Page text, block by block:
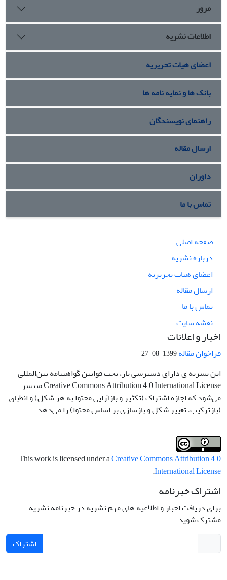
مرور
اطلاعات نشریه
اعضای هیات تحریریه
بانک ها و نمایه نامه ها
راهنمای نویسندگان
ارسال مقاله
داوران
تماس با ما
صفحه اصلی
درباره نشریه
اعضای هیات تحریریه
ارسال مقاله
تماس با ما
نقشه سایت
اخبار و اعلانات
فراخوان مقاله1399-08-27
این نشریه ی دارای دسترسی باز، تحت قوانین گواهینامه بین‌المللی
Creative Commons Attribution 4.0 International License منتشر
می‌شود که اجازه اشتراک (تکثیر و بازآرایی محتوا به هر شکل) و انطباق
(بازترکیب، تغییر شکل و بازسازی بر اساس محتوا) را می‌دهد.
This work is licensed under aCreative Commons Attribution 4.0
International License
.
اشتراک خبرنامه
برای دریافت اخبار و اطلاعیه های مهم نشریه در خبرنامه نشریه
مشترک شوید.
اشتراک